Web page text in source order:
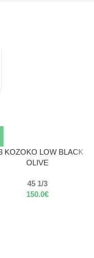
KOZOKO LOW BLACK
OLIVE
45 1/3
150.0€